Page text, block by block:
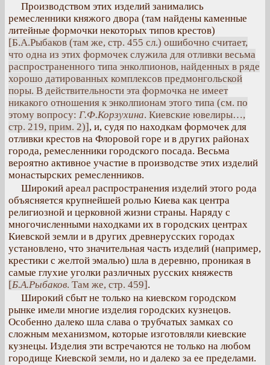
Производством этих изделий занимались
ремесленники княжого двора (там найдены каменные
литейные формочки некоторых типов крестов)
[Б.А.Рыбаков (там же, стр. 455 сл.) ошибочно считает,
что одна из этих формочек служила для отливки весьма
распространенного типа энколпионов, найденных в ряде
хорошо датированных комплексов предмонгольской
поры. В действительности эта формочка не имеет
никакого отношения к энколпионам этого типа (см. по
этому вопросу: Г.Ф.Корзухина. Киевские ювелиры…,
стр. 219, прим. 2)], и, судя по находкам формочек для
отливки крестов на Флоровой горе и в других районах
города, ремесленники городского посада. Весьма
вероятно активное участие в производстве этих изделий
монастырских ремесленников.
Широкий ареал распространения изделий этого рода
объясняется крупнейшей ролью Киева как центра
религиозной и церковной жизни страны. Наряду с
многочисленными находками их в городских центрах
Киевской земли и в других древнерусских городах
установлено, что значительная часть изделий (например,
крестики с желтой эмалью) шла в деревню, проникая в
самые глухие уголки различных русских княжеств
[Б.А.Рыбаков. Там же, стр. 459].
Широкий сбыт не только на киевском городском
рынке имели многие изделия городских кузнецов.
Особенно далеко шла слава о трубчатых замках со
сложным механизмом, которые изготовляли киевские
кузнецы. Изделия эти встречаются не только на любом
городище Киевской земли, но и далеко за ее пределами.